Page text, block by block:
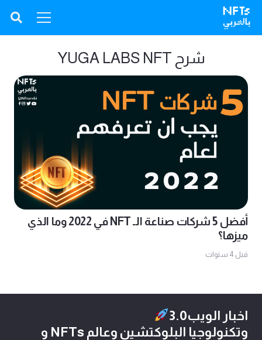
شرح YUGA LABS NFT
أفضل 5 شركات صناعة الـ NFT في 2022 وما الذي
ميزها؟
قبل 4 سنوات
اخبار الويب3.0
وتكنولوجيا البلوكتشين وعالم NFTs و